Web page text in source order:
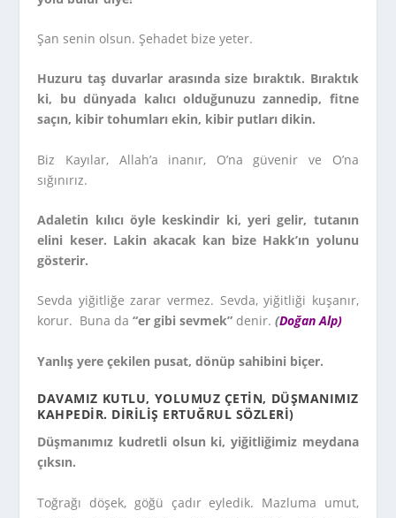
Şan senin olsun. Şehadet bize yeter.
Huzuru taş duvarlar arasında size bıraktık. Bıraktık
ki, bu dünyada kalıcı olduğunuzu zannedip, fitne
saçın, kibir tohumları ekin, kibir putları dikin.
Biz Kayılar, Allah’a inanır, O’na güvenir ve O’na
sığınırız.
Adaletin kılıcı öyle keskindir ki, yeri gelir, tutanın
elini keser. Lakin akacak kan bize Hakk’ın yolunu
gösterir.
Sevda yiğitliğe zarar vermez. Sevda, yiğitliği kuşanır,
korur. Buna da“er gibi sevmek” denir.(Doğan Alp)
Yanlış yere çekilen pusat, dönüp sahibini biçer.
DAVAMIZ KUTLU, YOLUMUZ ÇETIN, DÜŞMANIMIZ
KAHPEDIR. DIRILIŞ ERTUĞRUL SÖZLERI)
Düşmanımız kudretli olsun ki, yiğitliğimiz meydana
çıksın.
Toğrağı döşek, göğü çadır eyledik. Mazluma umut,